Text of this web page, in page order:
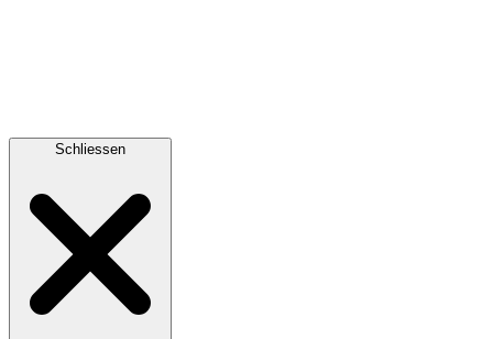
Schliessen